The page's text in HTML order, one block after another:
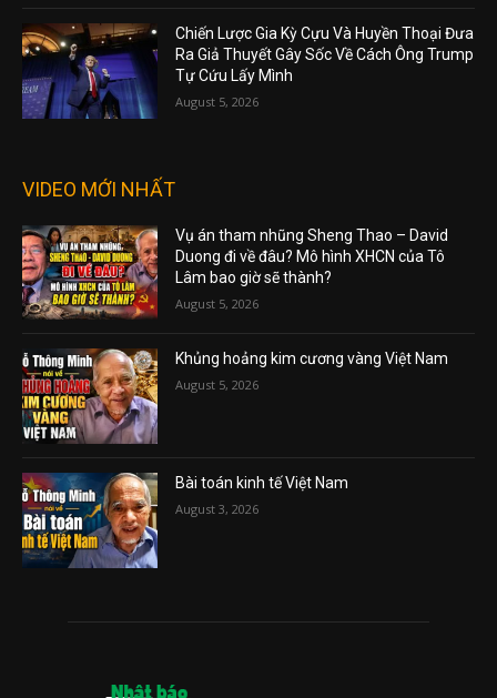
Chiến Lược Gia Kỳ Cựu Và Huyền Thoại Đưa
Ra Giả Thuyết Gây Sốc Về Cách Ông Trump
Tự Cứu Lấy Mình
August 5, 2026
VIDEO MỚI NHẤT
Vụ án tham nhũng Sheng Thao – David
Duong đi về đâu? Mô hình XHCN của Tô
Lâm bao giờ sẽ thành?
August 5, 2026
Khủng hoảng kim cương vàng Việt Nam
August 5, 2026
Bài toán kinh tế Việt Nam
August 3, 2026